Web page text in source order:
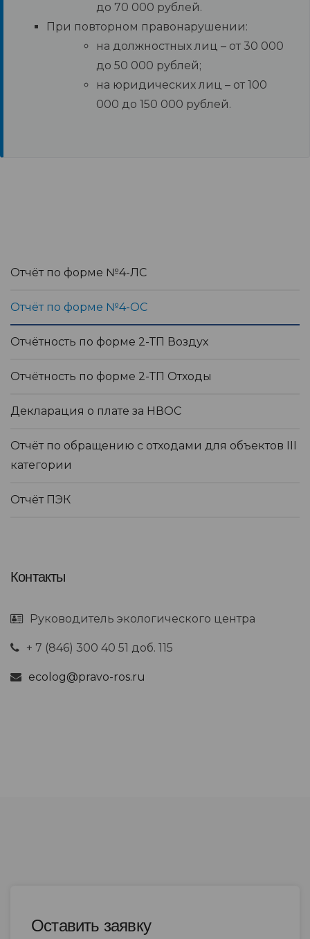
до 70 000 рублей.
При повторном правонарушении:
на должностных лиц – от 30 000
до 50 000 рублей;
на юридических лиц – от 100
000 до 150 000 рублей.
Отчёт по форме №4-ЛС
Отчёт по форме №4-ОС
Отчётность по форме 2-ТП Воздух
Отчётность по форме 2-ТП Отходы
Декларация о плате за НВОС
Отчёт по обращению с отходами для объектов III
категории
Отчёт ПЭК
Контакты
Руководитель экологического центра
+ 7 (846) 300 40 51 доб. 115
ecolog@pravo-ros.ru
Оставить заявку